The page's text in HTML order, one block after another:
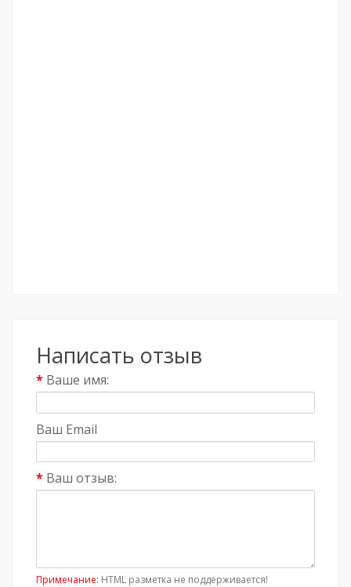
Написать отзыв
Ваше имя:
Ваш Email
Ваш отзыв:
Примечание: HTML разметка не поддерживается!